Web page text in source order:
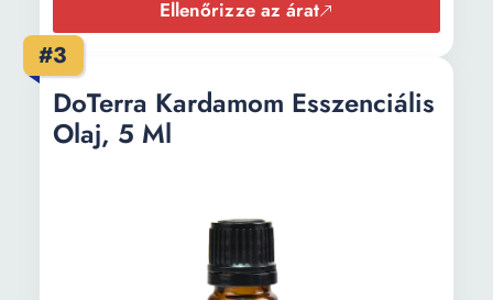
Ellenőrizze az árat
#3
DōTerra Kardamom Esszenciális
Olaj, 5 Ml